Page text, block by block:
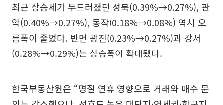
최근 상승세가 두드러졌던 성북(0.39%→0.27%), 관
악(0.40%→0.27%), 동작(0.18%→0.08%) 역시 오
름폭이 줄었다. 반면 광진(0.23%→0.27%)과 강서
(0.28%→0.29%)는 상승폭이 확대됐다.
한국부동산원은 “명절 연휴 영향으로 거래와 매수 문